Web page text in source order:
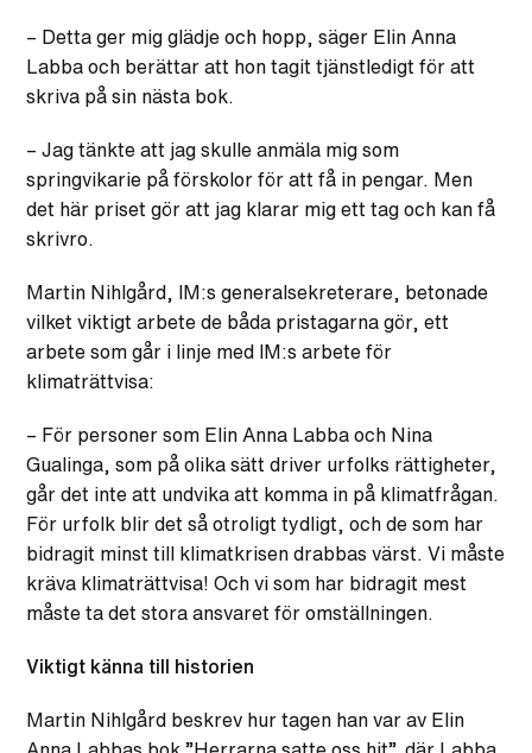
– Detta ger mig glädje och hopp, säger Elin Anna
Labba och berättar att hon tagit tjänstledigt för att
skriva på sin nästa bok.
– Jag tänkte att jag skulle anmäla mig som
springvikarie på förskolor för att få in pengar. Men
det här priset gör att jag klarar mig ett tag och kan få
skrivro.
Martin Nihlgård, IM:s generalsekreterare, betonade
vilket viktigt arbete de båda pristagarna gör, ett
arbete som går i linje med IM:s arbete för
klimaträttvisa:
– För personer som Elin Anna Labba och Nina
Gualinga, som på olika sätt driver urfolks rättigheter,
går det inte att undvika att komma in på klimatfrågan.
För urfolk blir det så otroligt tydligt, och de som har
bidragit minst till klimatkrisen drabbas värst. Vi måste
kräva klimaträttvisa! Och vi som har bidragit mest
måste ta det stora ansvaret för omställningen.
Viktigt känna till historien
Martin Nihlgård beskrev hur tagen han var av Elin